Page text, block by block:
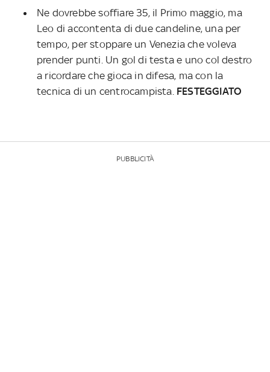
Ne dovrebbe soffiare 35, il Primo maggio, ma
Leo di accontenta di due candeline, una per
tempo, per stoppare un Venezia che voleva
prender punti. Un gol di testa e uno col destro
a ricordare che gioca in difesa, ma con la
tecnica di un centrocampista. FESTEGGIATO
PUBBLICITÀ